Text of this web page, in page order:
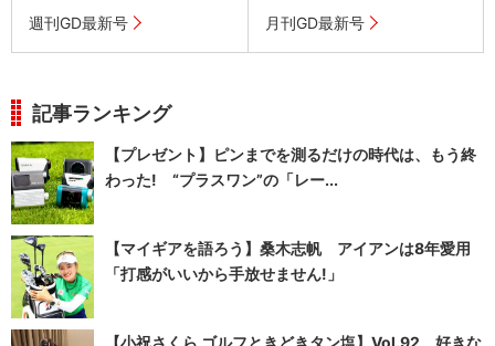
週刊GD最新号 月刊GD最新号
記事ランキング
【プレゼント】ピンまでを測るだけの時代は、もう終
わった! “プラスワン”の「レー...
【マイギアを語ろう】桑木志帆 アイアンは8年愛用
「打感がいいから手放せません!」